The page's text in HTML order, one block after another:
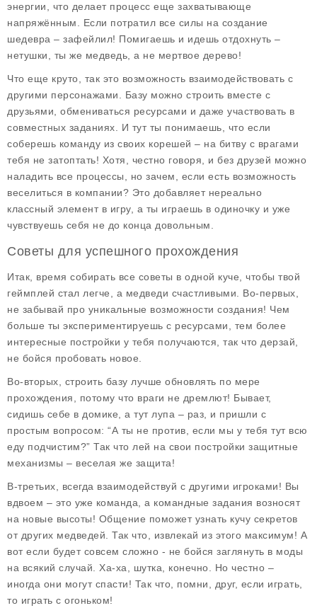
энергии , что делает процесс еще захватывающе
напряжённым. Если потратил все силы на создание
шедевра – зафейлил! Помигаешь и идешь отдохнуть –
нетушки, ты же медведь, а не мертвое дерево!
Что еще круто, так это возможность взаимодействовать с
другими персонажами. Базу можно строить вместе с
друзьями, обмениваться ресурсами и даже участвовать в
совместных заданиях. И тут ты понимаешь, что если
соберешь команду из своих корешей – на битву с врагами
тебя не затоптать! Хотя, честно говоря, и без друзей можно
наладить все процессы, но зачем, если есть возможность
веселиться в компании? Это добавляет нереально
классный элемент в игру, а ты играешь в одиночку и уже
чувствуешь себя не до конца довольным.
Советы для успешного прохождения
Итак, время собирать все советы в одной куче, чтобы твой
геймплей стал легче, а медведи счастливыми. Во-первых,
не забывай про уникальные возможности создания! Чем
больше ты экспериментируешь с ресурсами, тем более
интересные постройки у тебя получаются, так что дерзай,
не бойся пробовать новое.
Во-вторых, строить базу лучше обновлять по мере
прохождения, потому что враги не дремлют! Бывает,
сидишь себе в домике, а тут лупа – раз, и пришли с
простым вопросом: “А ты не против, если мы у тебя тут всю
еду подчистим?” Так что лей на свои постройки защитные
механизмы – веселая же защита!
В-третьих, всегда взаимодействуй с другими игроками! Вы
вдвоем – это уже команда, а командные задания возносят
на новые высоты! Общение поможет узнать кучу секретов
от других медведей. Так что, извлекай из этого максимум! А
вот если будет совсем сложно - не бойся заглянуть в моды
на всякий случай. Ха-ха, шутка, конечно. Но честно –
иногда они могут спасти! Так что, помни, друг, если играть,
то играть с огоньком!